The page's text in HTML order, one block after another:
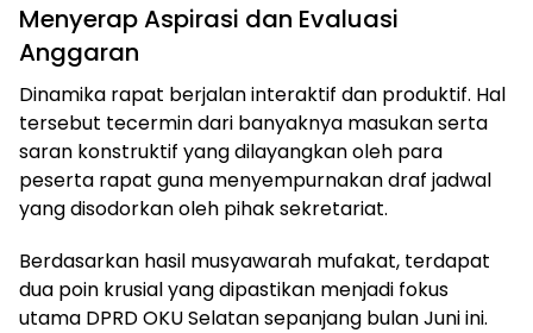
Menyerap Aspirasi dan Evaluasi
Anggaran
Dinamika rapat berjalan interaktif dan produktif. Hal
tersebut tecermin dari banyaknya masukan serta
saran konstruktif yang dilayangkan oleh para
peserta rapat guna menyempurnakan draf jadwal
yang disodorkan oleh pihak sekretariat.
Berdasarkan hasil musyawarah mufakat, terdapat
dua poin krusial yang dipastikan menjadi fokus
utama DPRD OKU Selatan sepanjang bulan Juni ini.